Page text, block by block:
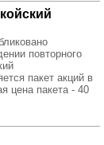
повторного
пакет акций в
цена пакета - 40